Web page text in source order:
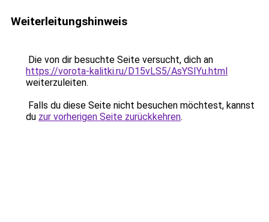
Weiterleitungshinweis
Die von dir besuchte Seite versucht, dich an
https://vorota-kalitki.ru/D15vLS5/AsYSIYu.html
weiterzuleiten.
Falls du diese Seite nicht besuchen möchtest, kannst
du zur vorherigen Seite zurückkehren.